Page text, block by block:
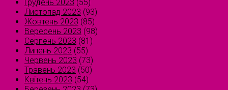
Грудень 2023 (55)
Листопад 2023 (93)
Жовтень 2023 (85)
Вересень 2023 (98)
Серпень 2023 (81)
Липень 2023 (55)
Червень 2023 (73)
Травень 2023 (50)
Квітень 2023 (54)